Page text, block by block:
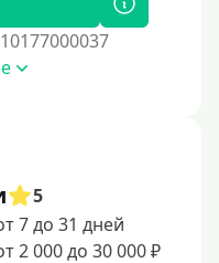
5
7 до 31 дней
2 000 до 30 000 ₽